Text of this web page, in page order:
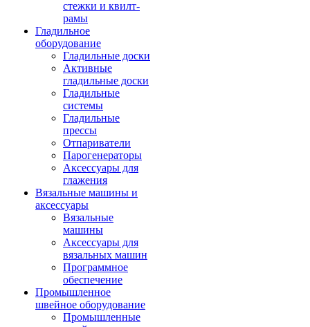
стежки и квилт-
рамы
Гладильное
оборудование
Гладильные доски
Активные
гладильные доски
Гладильные
системы
Гладильные
прессы
Отпариватели
Парогенераторы
Аксессуары для
глажения
Вязальные машины и
аксессуары
Вязальные
машины
Аксессуары для
вязальных машин
Программное
обеспечение
Промышленное
швейное оборудование
Промышленные